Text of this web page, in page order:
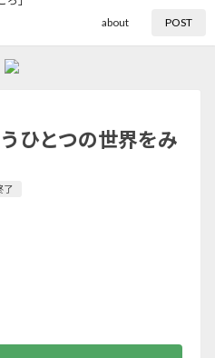
about POST
ひとつの世界をみ
了